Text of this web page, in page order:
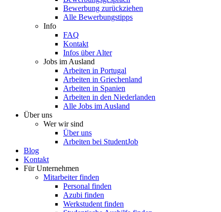
Bewerbung zurückziehen
Alle Bewerbungstipps
Info
FAQ
Kontakt
Infos über Alter
Jobs im Ausland
Arbeiten in Portugal
Arbeiten in Griechenland
Arbeiten in Spanien
Arbeiten in den Niederlanden
Alle Jobs im Ausland
Über uns
Wer wir sind
Über uns
Arbeiten bei StudentJob
Blog
Kontakt
Für Unternehmen
Mitarbeiter finden
Personal finden
Azubi finden
Werkstudent finden